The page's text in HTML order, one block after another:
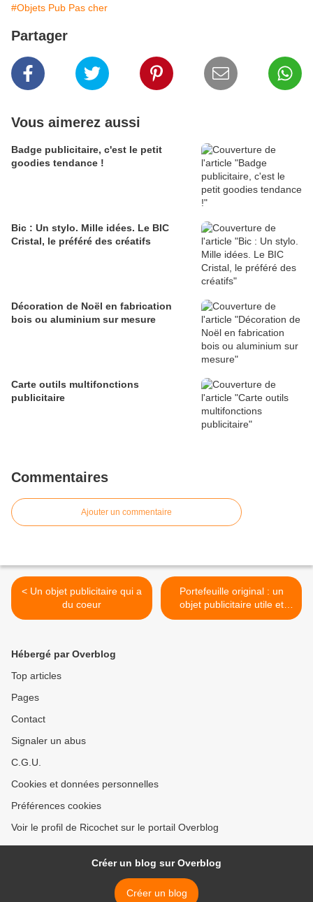
#Objets Pub Pas cher
Partager
Vous aimerez aussi
Badge publicitaire, c'est le petit
goodies tendance !
Bic : Un stylo. Mille idées. Le BIC
Cristal, le préféré des créatifs
Décoration de Noël en fabrication
bois ou aluminium sur mesure
Carte outils multifonctions
publicitaire
Commentaires
Ajouter un commentaire
< Un objet publicitaire qui a
du coeur
Portefeuille original : un
objet publicitaire utile et
solide >
Hébergé par Overblog
Top articles
Pages
Contact
Signaler un abus
C.G.U.
Cookies et données personnelles
Préférences cookies
Voir le profil de Ricochet sur le portail Overblog
Créer un blog sur Overblog
Créer un blog